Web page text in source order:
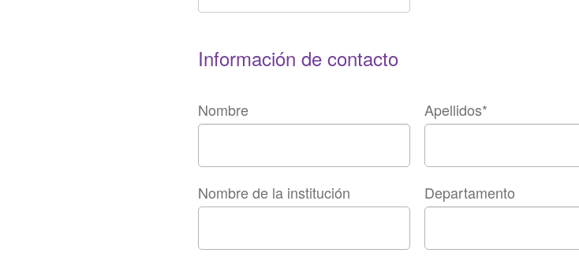
Información de contacto
Nombre Apellidos*
Nombre de la institución Departamento